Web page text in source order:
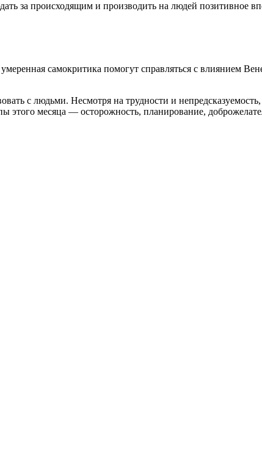
за происходящим и производить на людей позитивное
самокритика помогут справляться с влиянием
с людьми. Несмотря на трудности и
месяца — осторожность, планирование,